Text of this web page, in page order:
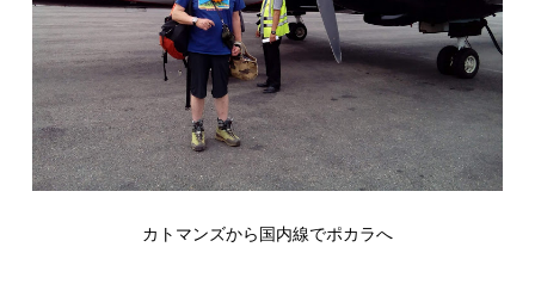
カトマンズから国内線でポカラへ